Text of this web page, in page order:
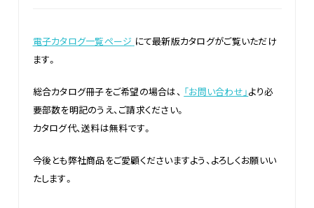
電子カタログ一覧ページ にて最新版カタログがご覧いただけ
ます。
総合カタログ冊子をご希望の場合は、 「お問い合わせ」より必
要部数を明記のうえ、ご請求ください。
カタログ代、送料は無料です。
今後とも弊社商品をご愛顧くださいますよう、よろしくお願いい
たします。